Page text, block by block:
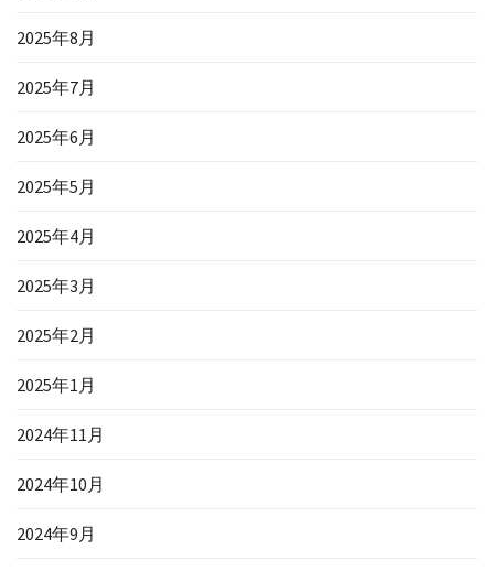
2025年8月
2025年7月
2025年6月
2025年5月
2025年4月
2025年3月
2025年2月
2025年1月
2024年11月
2024年10月
2024年9月